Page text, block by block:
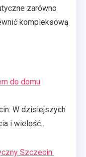
zarówno
kompleksową
do domu
W dzisiejszych
i wielość…
Szczecin